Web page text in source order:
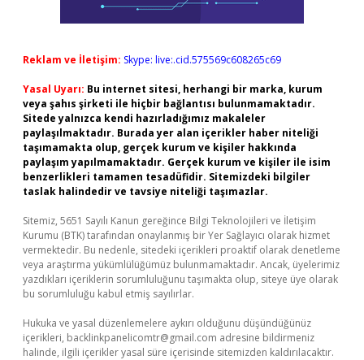
Reklam ve İletişim: Skype: live:.cid.575569c608265c69
Yasal Uyarı: Bu internet sitesi, herhangi bir marka, kurum
veya şahıs şirketi ile hiçbir bağlantısı bulunmamaktadır.
Sitede yalnızca kendi hazırladığımız makaleler
paylaşılmaktadır. Burada yer alan içerikler haber niteliği
taşımamakta olup, gerçek kurum ve kişiler hakkında
paylaşım yapılmamaktadır. Gerçek kurum ve kişiler ile isim
benzerlikleri tamamen tesadüfidir. Sitemizdeki bilgiler
taslak halindedir ve tavsiye niteliği taşımazlar.
Sitemiz, 5651 Sayılı Kanun gereğince Bilgi Teknolojileri ve İletişim
Kurumu (BTK) tarafından onaylanmış bir Yer Sağlayıcı olarak hizmet
vermektedir. Bu nedenle, sitedeki içerikleri proaktif olarak denetleme
veya araştırma yükümlülüğümüz bulunmamaktadır. Ancak, üyelerimiz
yazdıkları içeriklerin sorumluluğunu taşımakta olup, siteye üye olarak
bu sorumluluğu kabul etmiş sayılırlar.
Hukuka ve yasal düzenlemelere aykırı olduğunu düşündüğünüz
içerikleri, backlinkpanelicomtr@gmail.com adresine bildirmeniz
halinde, ilgili içerikler yasal süre içerisinde sitemizden kaldırılacaktır.